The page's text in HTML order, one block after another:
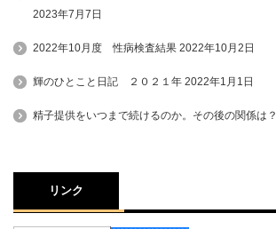
2023年7月7日
2022年10月度 性病検査結果 2022年10月2日
輝のひとこと日記 ２０２１年 2022年1月1日
精子提供をいつまで続けるのか。その後の関係は？
リンク